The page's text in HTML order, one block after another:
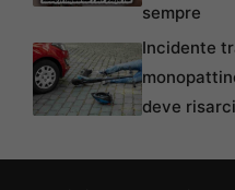
sempre
Incidente
deve